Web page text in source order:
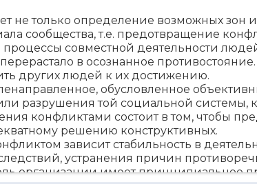
не только определение возможных зон
сообщества, т.е. предотвращение
совместной деятельности
в осознанное
других людей к их достижению.
обусловленное
разрушения той социальной
конфликтами состоит в том, чтобы
решению конструктивных.
зависит стабильность в
устранения причин
организации имеет принципиальное
в его решении: право